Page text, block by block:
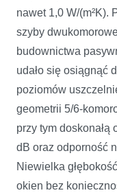
nawet 1,0 W/(m²K).
szyby
budownictwa
udało się osiągnąć
poziomów
geometrii 5/6-
przy tym
dB oraz odporność
Niewielka
okien bez